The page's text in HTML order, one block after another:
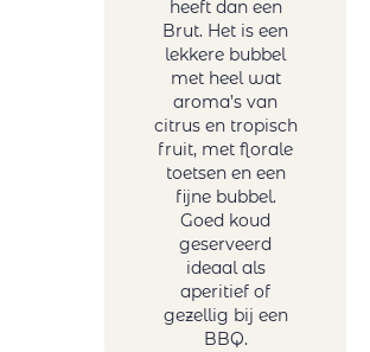
heeft dan een
Brut. Het is een
lekkere bubbel
met heel wat
aroma’s van
citrus en tropisch
fruit, met florale
toetsen en een
fijne bubbel.
Goed koud
geserveerd
ideaal als
aperitief of
gezellig bij een
BBQ.